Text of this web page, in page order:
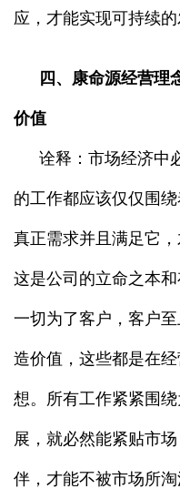
应，才能实现可持续的
四、康命源经营理
价值
诠释：市场经济中
的工作都应该仅仅围
真正需求并且满足它
这是公司的立命之本
一切为了客户，客户
造价值，这些都是在
想。所有工作紧紧围
展，就必然能紧贴市
伴，才能不被市场所